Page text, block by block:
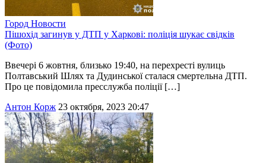
Город Новости
Пішохід загинув у ДТП у Харкові: поліція шукає свідків
(Фото)
Ввечері 6 жовтня, близько 19:40, на перехресті вулиць
Полтавський Шлях та Дудинської сталася смертельна ДТП.
Про це повідомила пресслужба поліції […]
Антон Корж 23 октября, 2023 20:47